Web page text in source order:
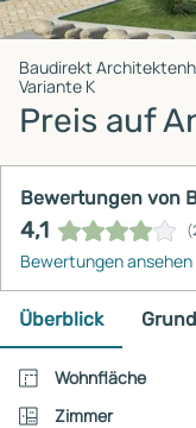
Baudirekt
Variante K
Preis auf
Bewertungen von
4,1
Bewertungen ansehen
Überblick
Wohnfläche
Zimmer